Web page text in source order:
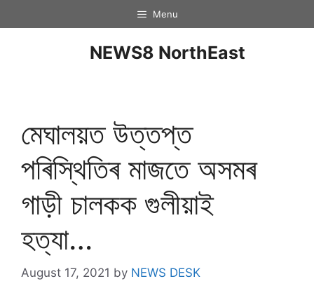
Menu
NEWS8 NorthEast
মেঘালয়ত উত্তপ্ত
পৰিস্থিতিৰ মাজতে অসমৰ
গাড়ী চালকক গুলীয়াই
হত্যা…
August 17, 2021 by NEWS DESK